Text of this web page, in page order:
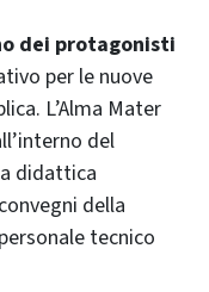
per le nuove
L’Alma Mater
del
didattica
della
tecnico